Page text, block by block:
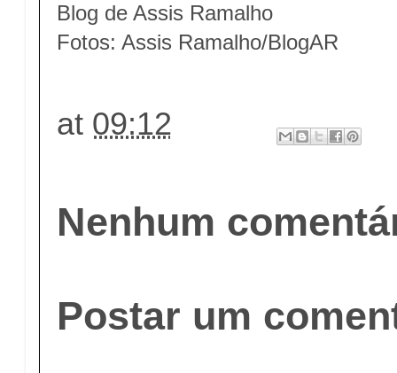
Blog de Assis Ramalho
Fotos: Assis Ramalho/BlogAR
at 09:12
Nenhum
Postar um